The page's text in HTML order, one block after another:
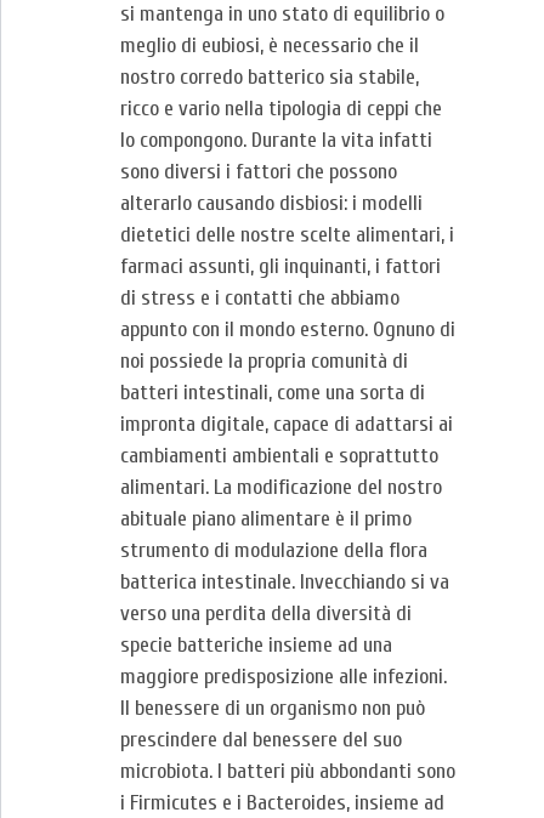
si mantenga in uno stato di equilibrio o
meglio di eubiosi, è necessario che il
nostro corredo batterico sia stabile,
ricco e vario nella tipologia di ceppi che
lo compongono. Durante la vita infatti
sono diversi i fattori che possono
alterarlo causando disbiosi: i modelli
dietetici delle nostre scelte alimentari, i
farmaci assunti, gli inquinanti, i fattori
di stress e i contatti che abbiamo
appunto con il mondo esterno. Ognuno di
noi possiede la propria comunità di
batteri intestinali, come una sorta di
impronta digitale, capace di adattarsi ai
cambiamenti ambientali e soprattutto
alimentari. La modificazione del nostro
abituale piano alimentare è il primo
strumento di modulazione della flora
batterica intestinale. Invecchiando si va
verso una perdita della diversità di
specie batteriche insieme ad una
maggiore predisposizione alle infezioni.
Il benessere di un organismo non può
prescindere dal benessere del suo
microbiota. I batteri più abbondanti sono
i Firmicutes e i Bacteroides, insieme ad